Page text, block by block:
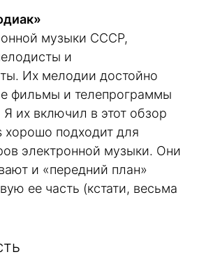
музыки СССР,
и
Их мелодии достойно
фильмы и телепрограммы
их включил в этот обзор
хорошо подходит для
электронной музыки. Они
и «передний план»
ее часть (кстати, весьма